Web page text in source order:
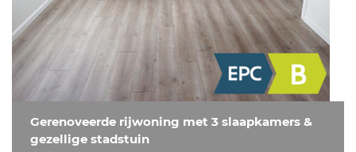
Gerenoveerde rijwoning met 3 slaapkamers &
gezellige stadstuin